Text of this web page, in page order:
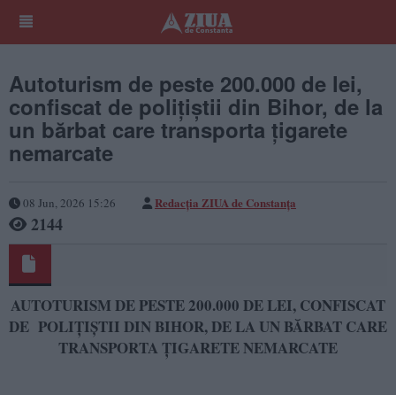
Autoturism de peste 200.000 de lei,
confiscat de polițiștii din Bihor, de la
un bărbat care transporta țigarete
nemarcate
08 Jun, 2026 15:26 Redacția ZIUA de Constanța
2144
AUTOTURISM DE PESTE 200.000 DE LEI, CONFISCAT
DE POLIȚIȘTII DIN BIHOR, DE LA UN BĂRBAT CARE
TRANSPORTA ȚIGARETE NEMARCATE